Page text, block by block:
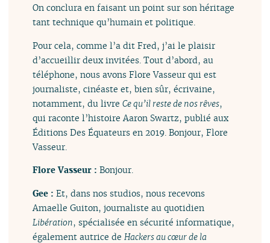
On conclura en faisant un point sur son héritage
tant technique qu’humain et politique.
Pour cela, comme l’a dit Fred, j’ai le plaisir
d’accueillir deux invitées. Tout d’abord, au
téléphone, nous avons Flore Vasseur qui est
journaliste, cinéaste et, bien sûr, écrivaine,
notamment, du livreCe qu’il reste de nos rêves,
qui raconte l’histoire Aaron Swartz, publié aux
Éditions Des Équateurs en 2019. Bonjour, Flore
Vasseur.
Flore Vasseur :Bonjour.
Gee :Et, dans nos studios, nous recevons
Amaelle Guiton, journaliste au quotidien
Libération, spécialisée en sécurité informatique,
également autrice de Hackers au cœur de la